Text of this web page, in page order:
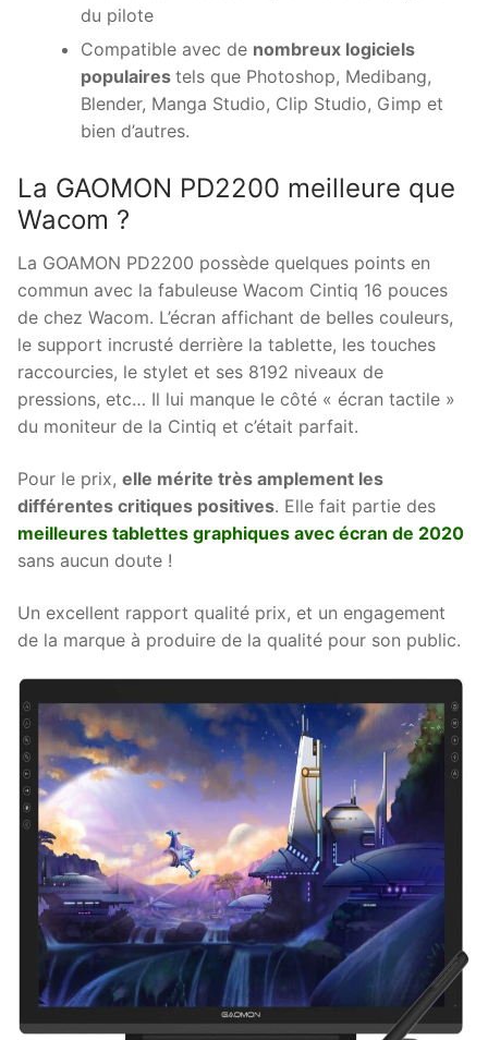
du pilote
Compatible avec de nombreux logiciels
populaires tels que Photoshop, Medibang,
Blender, Manga Studio, Clip Studio, Gimp et
bien d’autres.
La GAOMON PD2200 meilleure que
Wacom ?
La GOAMON PD2200 possède quelques points en
commun avec la fabuleuse Wacom Cintiq 16 pouces
de chez Wacom. L’écran affichant de belles couleurs,
le support incrusté derrière la tablette, les touches
raccourcies, le stylet et ses 8192 niveaux de
pressions, etc… Il lui manque le côté « écran tactile »
du moniteur de la Cintiq et c’était parfait.
Pour le prix, elle mérite très amplement les
différentes critiques positives. Elle fait partie des
meilleures tablettes graphiques avec écran de 2020
sans aucun doute !
Un excellent rapport qualité prix, et un engagement
de la marque à produire de la qualité pour son public.